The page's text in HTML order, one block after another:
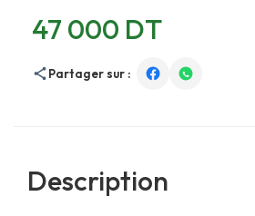
47 000 DT
Partager sur :
Description